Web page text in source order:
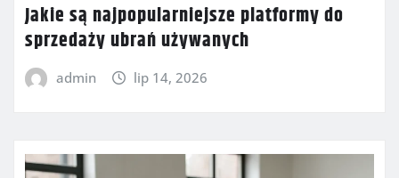
Jakie są najpopularniejsze platformy do
sprzedaży ubrań używanych
admin lip 14, 2026